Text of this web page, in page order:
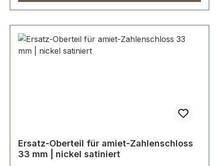
Ersatz-Oberteil für amiet-Zahlenschloss
33 mm | nickel satiniert